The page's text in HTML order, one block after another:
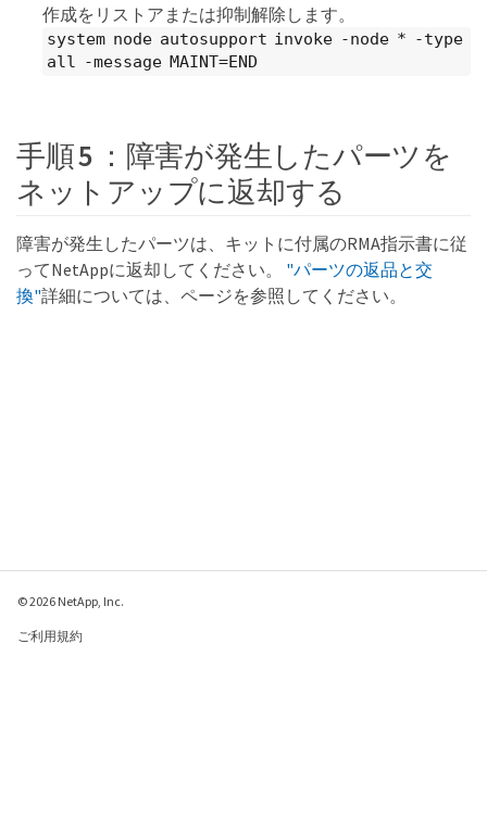
作成をリストアまたは抑制解除します。
system node autosupport invoke -node * -type
all -message MAINT=END
手順 5 ：障害が発生したパーツを
ネットアップに返却する
障害が発生したパーツは、キットに付属のRMA指示書に従
ってNetAppに返却してください。 "パーツの返品と交
換"詳細については、ページを参照してください。
© 2026 NetApp, Inc.
ご利用規約